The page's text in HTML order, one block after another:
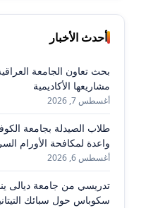
أحدث الأخبار
بحث تعاون الجامعة
مشاريعها الأكاديمية
أغسطس 7, 2026
طلاب الصيدلة بجامعة
واعدة لمكافحة الأورام
أغسطس 6, 2026
تدريسي من جامعة ديالى
سكوباس حول سبائك